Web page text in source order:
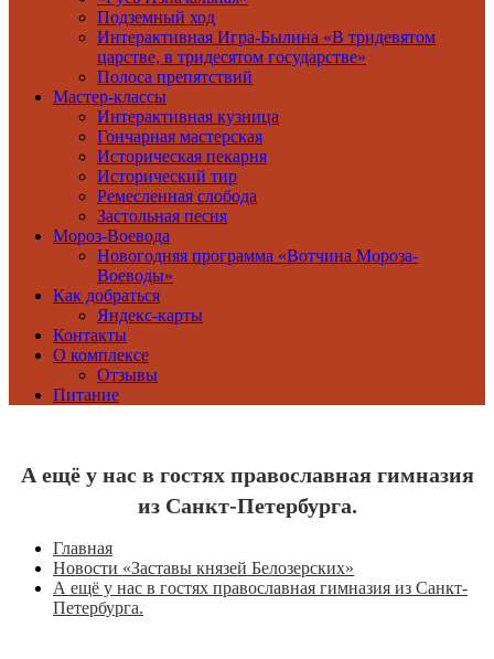
Подземный ход
Интерактивная Игра-Былина «В тридевятом
царстве, в тридесятом государстве»
Полоса препятствий
Мастер-классы
Интерактивная кузница
Гончарная мастерская
Историческая пекарня
Исторический тир
Ремесленная слобода
Застольная песня
Мороз-Воевода
Новогодняя программа «Вотчина Мороза-
Воеводы»
Как добраться
Яндекс-карты
Контакты
О комплексе
Отзывы
Питание
А ещё у нас в гостях православная гимназия
из Санкт-Петербурга.
Главная
Новости «Заставы князей Белозерских»
А ещё у нас в гостях православная гимназия из Санкт-
Петербурга.